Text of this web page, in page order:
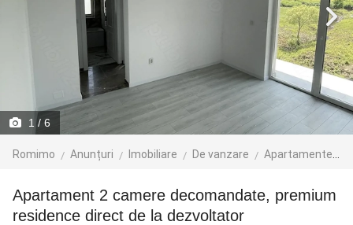
1 / 6
Romimo Anunțuri Imobiliare De vanzare Apartamente de vanzare
Apartament 2 camere decomandate, premium
residence direct de la dezvoltator